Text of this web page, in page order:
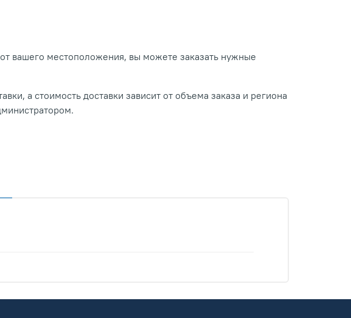
вашего местоположения, вы можете заказать нужные
а стоимость доставки зависит от объема заказа и региона